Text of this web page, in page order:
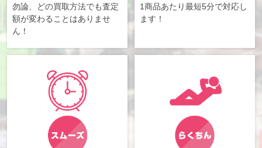
勿論、どの買取方法でも査定
額が変わることはありませ
ん！
1商品あたり最短5分で対応し
ます！